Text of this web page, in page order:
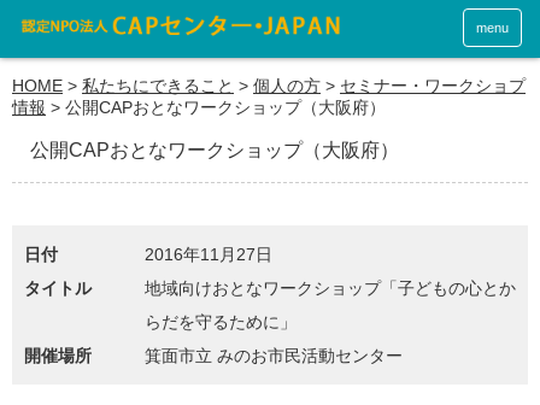
menu
HOME > 私たちにできること > 個人の方 > セミナー・ワークショプ
情報 > 公開CAPおとなワークショップ（大阪府）
公開CAPおとなワークショップ（大阪府）
日付
2016年11月27日
タイトル
地域向けおとなワークショップ「子どもの心とか
らだを守るために」
開催場所
箕面市立 みのお市民活動センター